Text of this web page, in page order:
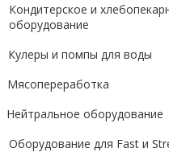
Кондитерское и
оборудование
Кулеры и помпы для воды
Мясопереработка
Нейтральное оборудование
Оборудование для Fast и